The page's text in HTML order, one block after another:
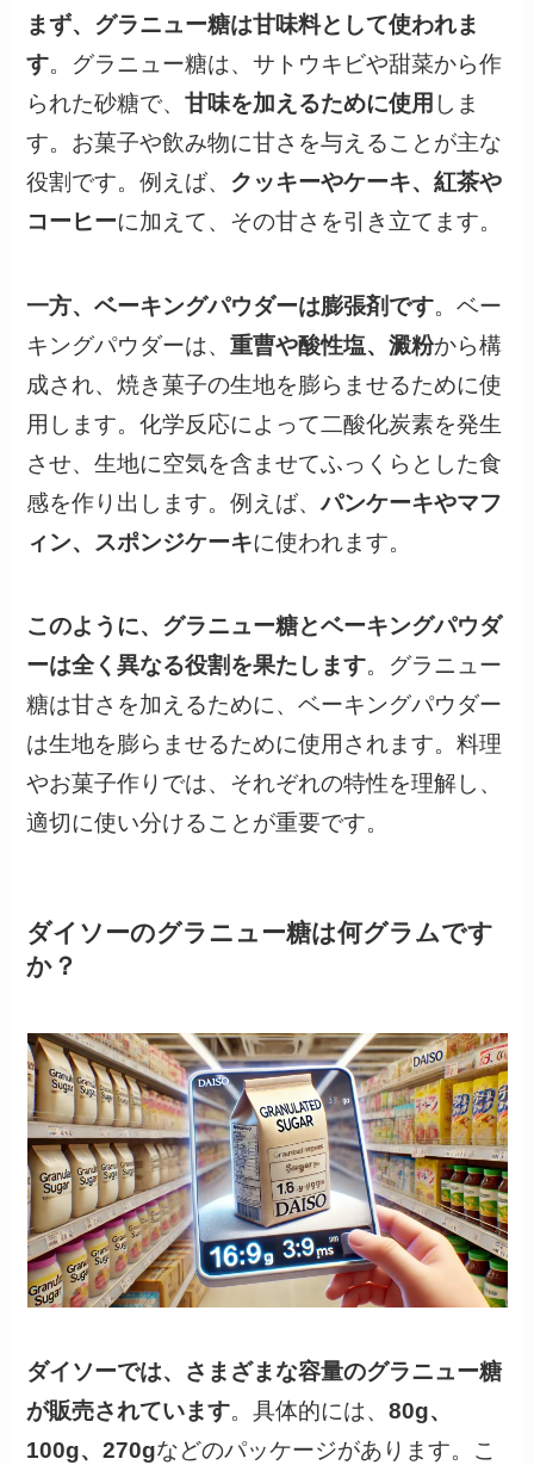
まず、グラニュー糖は甘味料として使われま
す。グラニュー糖は、サトウキビや甜菜から作
られた砂糖で、甘味を加えるために使用 しま
す。お菓子や飲み物に甘さを与えることが主な
役割です。例えば、 クッキーやケーキ、紅茶や
コーヒーに加えて、その甘さを引き立てます。
一方、ベーキングパウダーは膨張剤です。ベー
キングパウダーは、重曹や酸性塩、澱粉から構
成され、焼き菓子の生地を膨らませるために使
用します。化学反応によって二酸化炭素を発生
させ、生地に空気を含ませてふっくらとした食
感を作り出します。例えば、パンケーキやマフ
ィン、スポンジケーキに使われます。
このように、グラニュー糖とベーキングパウダ
ーは全く異なる役割を果たします。グラニュー
糖は甘さを加えるために、ベーキングパウダー
は生地を膨らませるために使用されます。料理
やお菓子作りでは、それぞれの特性を理解し、
適切に使い分けることが重要です。
ダイソーのグラニュー糖は何グラムです
か？
ダイソーでは、さまざまな容量のグラニュー糖
が販売されています。具体的には、80g、
100g、270gなどのパッケージがあります。こ